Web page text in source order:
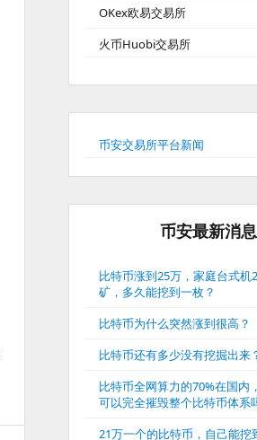
OKex欧易交易所
火币Huobi交易所
币安交易所平台新闻
币安最新消息
比特币涨到25万，家庭台式机
矿，多久能挖到一枚？
比特币为什么突然涨到很高？
比特币还有多少没有挖掘出来
比特币全网算力的70%在国内
可以完全摧毁整个比特币体系
21万一个的比特币，自己能挖